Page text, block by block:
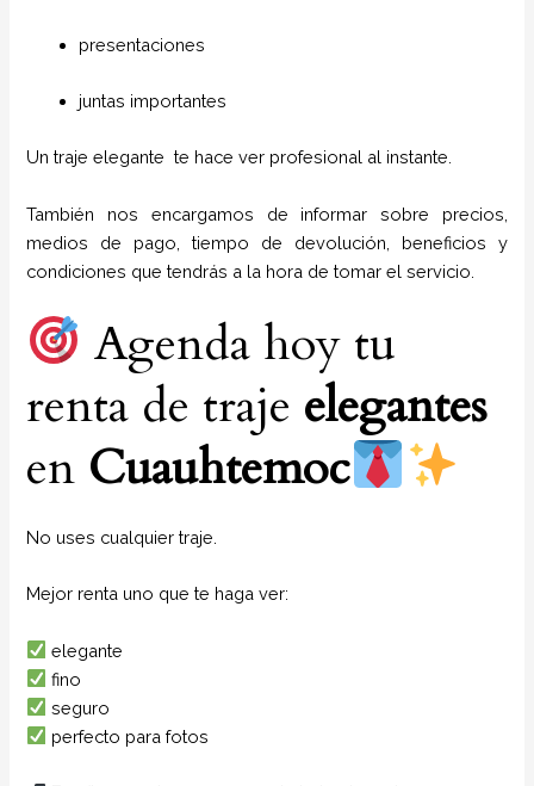
presentaciones
juntas importantes
Un traje elegante te hace ver profesional al instante.
También nos encargamos de informar sobre precios,
medios de pago, tiempo de devolución, beneficios y
condiciones que tendrás a la hora de tomar el servicio.
Agenda hoy tu
renta de traje elegantes
en Cuauhtemoc
No uses cualquier traje.
Mejor renta uno que te haga ver:
elegante
fino
seguro
perfecto para fotos